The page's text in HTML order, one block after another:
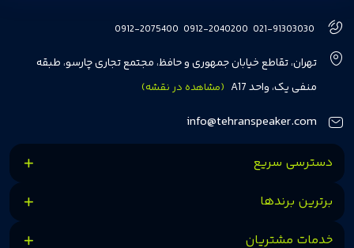
هفت سال در این زمینه، بر ایجاد تجربه خریدی آسان، سریع و مطمئن تمرکز دارد تا
مشتریان بتوانند با خیالی آسوده از انتخاب خود لذت ببرند. ما به رضایت و اعتماد
مشتریان اهمیت می‌دهیم و همواره در تلاشیم تا بهترین‌ها را برای آن‌ها فراهم
کنیم.
021-91303030
0912-2040200
0912-2075400
تهران، تقاطع خیابان جمهوری و حافظ، مجتمع تجاری چارسو، طبقه
منفی یک، واحد A17
(مشاهده در نقشه)
info@tehranspeaker.com
دسترسی سریع
برترین برندها
خدمات مشتریان